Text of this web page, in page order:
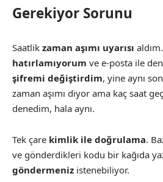
Gerekiyor Sorunu
Saatlik zaman aşımı uyarısı aldım.
hatırlamıyorum ve e-posta ile
şifremi değiştirdim, yine aynı
zaman aşımı diyor ama kaç saat
denedim, hala aynı.
Tek çare kimlik ile doğrulama.
ve gönderdikleri kodu bir kağıda
göndermeniz istenebiliyor.